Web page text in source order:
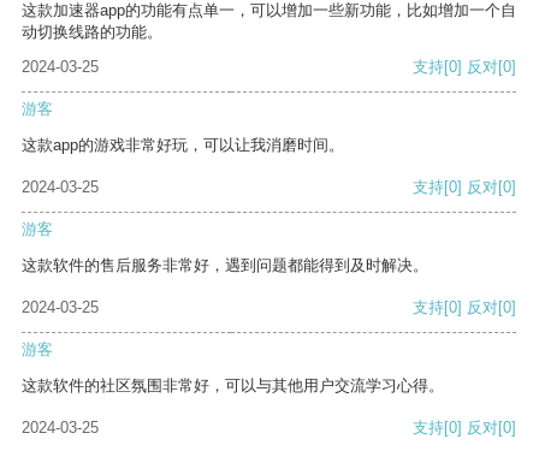
这款加速器app的功能有点单一，可以增加一些新功能，比如增加一个自
动切换线路的功能。
2024-03-25
支持[0] 反对[0]
游客
这款app的游戏非常好玩，可以让我消磨时间。
2024-03-25 支持[0] 反对[0]
游客
这款软件的售后服务非常好，遇到问题都能得到及时解决。
2024-03-25 支持[0] 反对[0]
游客
这款软件的社区氛围非常好，可以与其他用户交流学习心得。
2024-03-25 支持[0] 反对[0]